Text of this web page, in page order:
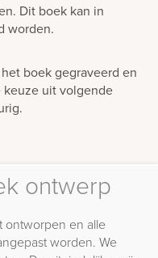
Dit boek kan in
worden.
boek gegraveerd en
keuze uit volgende
ontwerp
ontworpen en alle
worden. We